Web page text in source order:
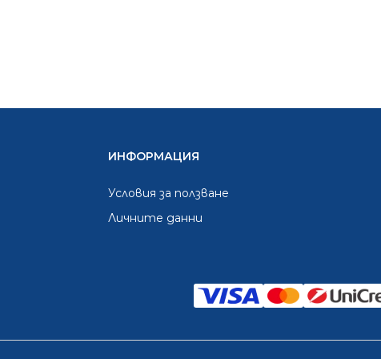
ИНФОРМАЦИЯ
Условия за ползване
Личните данни